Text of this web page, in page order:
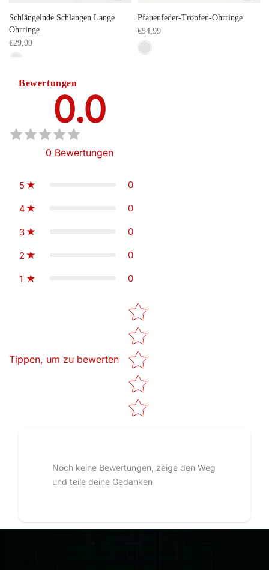
Schlängelnde Schlangen Lange
Ohrringe
€29,99
Pfauenfeder-Tropfen-Ohrringe
€54,99
Bewertungen
0.0
0 Bewertungen
5 0
4 0
3 0
2 0
1 0
Tippen, um zu bewerten
Star rating
Noch keine Bewertungen, zeige den Weg
und teile deine Gedanken